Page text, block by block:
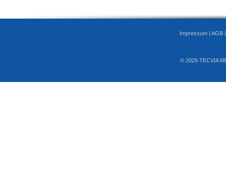
Impressum | AGB
© 2026 TECVIA